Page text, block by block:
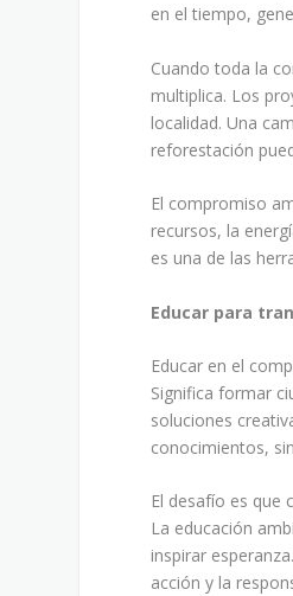
en el tiempo,
Cuando toda la
multiplica. Los
localidad. Una
reforestación
El compromiso
recursos, la
es una de las
Educar para
Educar en el
Significa formar
soluciones
conocimientos,
El desafío es que
La educación
inspirar
acción y la